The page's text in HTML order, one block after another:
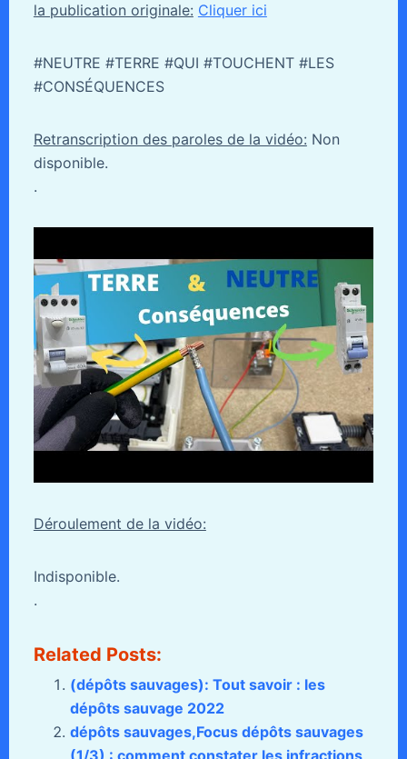
la publication originale: Cliquer ici
#NEUTRE #TERRE #QUI #TOUCHENT #LES
#CONSÉQUENCES
Retranscription des paroles de la vidéo: Non
disponible.
.
Déroulement de la vidéo:
Indisponible.
.
Related Posts:
(dépôts sauvages): Tout savoir : les
dépôts sauvage 2022
dépôts sauvages,Focus dépôts sauvages
(1/3) : comment constater les infractions,